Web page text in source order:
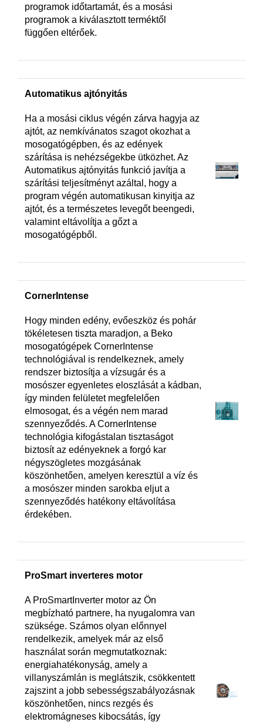
programok időtartamát, és a mosási
programok a kiválasztott terméktől
függően eltérőek.
Automatikus ajtónyitás
Ha a mosási ciklus végén zárva hagyja az
ajtót, az nemkívánatos szagot okozhat a
mosogatógépben, és az edények
szárítása is nehézségekbe ütközhet. Az
Automatikus ajtónyitás funkció javítja a
szárítási teljesítményt azáltal, hogy a
program végén automatikusan kinyitja az
ajtót, és a természetes levegőt beengedi,
valamint eltávolítja a gőzt a
mosogatógépből.
CornerIntense
Hogy minden edény, evőeszköz és pohár
tökéletesen tiszta maradjon, a Beko
mosogatógépek CornerIntense
technológiával is rendelkeznek, amely
rendszer biztosítja a vízsugár és a
mosószer egyenletes eloszlását a kádban,
így minden felületet megfelelően
elmosogat, és a végén nem marad
szennyeződés. A CornerIntense
technológia kifogástalan tisztaságot
biztosít az edényeknek a forgó kar
négyszögletes mozgásának
köszönhetően, amelyen keresztül a víz és
a mosószer minden sarokba eljut a
szennyeződés hatékony eltávolítása
érdekében.
ProSmart inverteres motor
A ProSmartInverter motor az Ön
megbízható partnere, ha nyugalomra van
szüksége. Számos olyan előnnyel
rendelkezik, amelyek már az első
használat során megmutatkoznak:
energiahatékonyság, amely a
villanyszámlán is meglátszik, csökkentett
zajszint a jobb sebességszabályozásnak
köszönhetően, nincs rezgés és
elektromágneses kibocsátás, így